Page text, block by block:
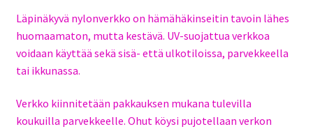
Läpinäkyvä nylonverkko on hämähäkinseitin tavoin lähes
huomaamaton, mutta kestävä. UV-suojattua verkkoa
voidaan käyttää sekä sisä- että ulkotiloissa, parvekkeella
tai ikkunassa.
Verkko kiinnitetään pakkauksen mukana tulevilla
koukuilla parvekkeelle. Ohut köysi pujotellaan verkon